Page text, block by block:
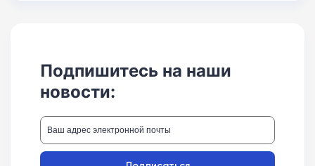
Подпишитесь на наши
новости: